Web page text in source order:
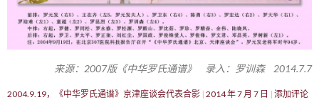
来源：2007版《中华罗氏通谱》 录入：罗训森 2014.7.7
2004.9.19，《中华罗氏通谱》京津座谈会代表合影 2014 年 7 月 7 日 添加评论